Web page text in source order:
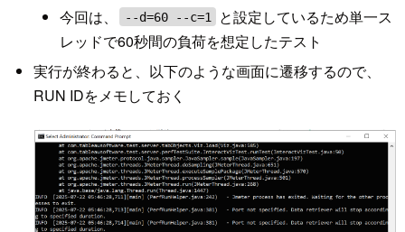
今回は、
--d=60 --c=1
と設定しているため単一ス
レッドで60秒間の負荷を想定したテスト
実行が終わると、以下のような画面に遷移するので、
RUN IDをメモしておく